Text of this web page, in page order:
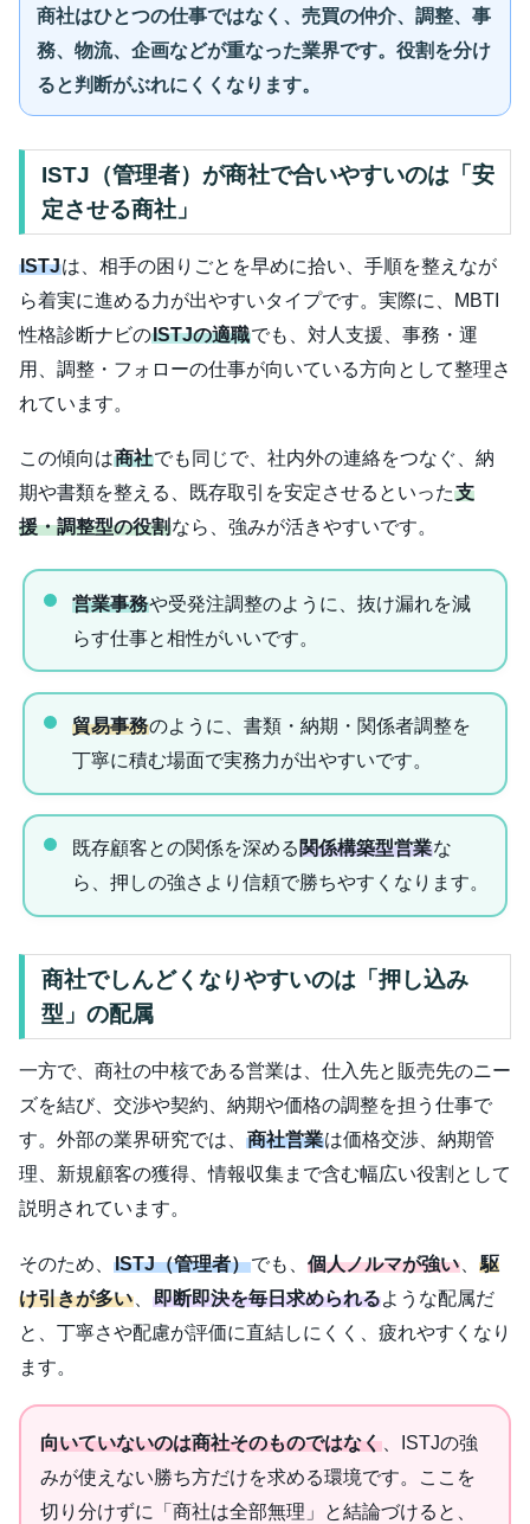
商社はひとつの仕事ではなく、売買の仲介、調整、事
務、物流、企画などが重なった業界です。役割を分け
ると判断がぶれにくくなります。
ISTJ（管理者）が商社で合いやすいのは「安
定させる商社」
ISTJは、相手の困りごとを早めに拾い、手順を整えなが
ら着実に進める力が出やすいタイプです。実際に、MBTI
性格診断ナビのISTJの適職でも、対人支援、事務・運
用、調整・フォローの仕事が向いている方向として整理さ
れています。
この傾向は商社でも同じで、社内外の連絡をつなぐ、納
期や書類を整える、既存取引を安定させるといった支
援・調整型の役割なら、強みが活きやすいです。
営業事務や受発注調整のように、抜け漏れを減
らす仕事と相性がいいです。
貿易事務のように、書類・納期・関係者調整を
丁寧に積む場面で実務力が出やすいです。
既存顧客との関係を深める 関係構築型営業な
ら、押しの強さより信頼で勝ちやすくなります。
商社でしんどくなりやすいのは「押し込み
型」の配属
一方で、商社の中核である営業は、仕入先と販売先のニー
ズを結び、交渉や契約、納期や価格の調整を担う仕事で
す。外部の業界研究では、 商社営業は価格交渉、納期管
理、新規顧客の獲得、情報収集まで含む幅広い役割として
説明されています。
そのため、 ISTJ（管理者）でも、 個人ノルマが強い 、駆
け引きが多い、 即断即決を毎日求められるような配属だ
と、丁寧さや配慮が評価に直結しにくく、疲れやすくなり
ます。
向いていないのは商社そのものではなく 、ISTJの強
みが使えない勝ち方だけを求める環境です。ここを
切り分けずに「商社は全部無理」と結論づけると、